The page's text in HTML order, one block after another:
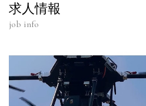
求人情報
job info